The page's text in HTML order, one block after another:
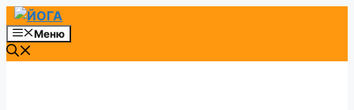
Перейти
содержимому
Меню